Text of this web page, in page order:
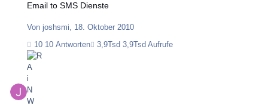
Email to SMS Dienste
Von joshsmi, 18. Oktober 2010
10 Antworten
3,9Tsd Aufrufe